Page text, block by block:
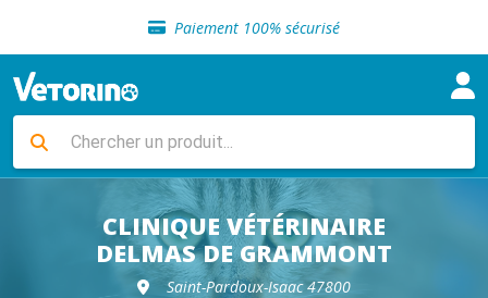
Paiement 100% sécurisé
Livraison gratuite en clinique vétérinaire
Sélection de croquettes vétérinaire
Livraison gratuite en clinique vétérinaire
Retour gratuit en clinique
Sélection de croquettes vétérinaire
CLINIQUE VÉTÉRINAIRE
DELMAS DE GRAMMONT
Saint-Pardoux-Isaac 47800